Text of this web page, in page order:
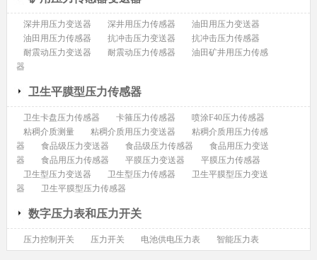
深井用压力变送器 深井用压力传感器
油田用压力变送器
油田用压力传感器
抗冲击压力变送器
抗冲击压力传感器
耐震动压力变送器
耐震动压力传感器
油田矿井用压力传感
器
卫生平膜型压力传感器
卫生卡盘压力传感器 卡箍压力传感器
喷涂F40压力传感器
粘稠介质测量
粘稠介质用压力变送器
粘稠介质用压力传感
器
食品级压力变送器 食品级压力传感器
食品用压力变送
器
食品用压力传感器 平膜压力变送器
平膜压力传感器
卫生型压力变送器
卫生型压力传感器
卫生平膜型压力变送
器
卫生平膜型压力传感器
数字压力表和压力开关
压力控制开关 压力开关 电池供电压力表 智能压力表